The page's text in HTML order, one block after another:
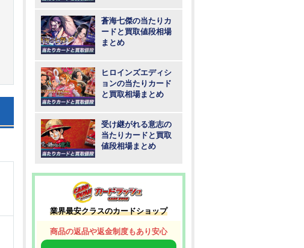
蒼海七傑の当たりカ
ードと買取値段相場
まとめ
ヒロインズエディシ
ョンの当たりカード
と買取相場まとめ
受け継がれる意志の
当たりカードと買取
値段相場まとめ
業界最安クラスのカードショップ
商品の返品や返金制度もあり安心